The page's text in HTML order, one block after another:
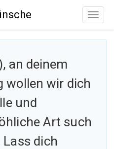
Toggle
an deinem
wollen wir dich
und
Art such
dich